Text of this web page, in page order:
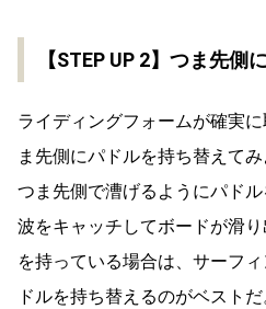
【STEP UP 2】つま先側
ライディングフォームが確実
ま先側にパドルを持ち替えて
つま先側で漕げるようにパドル
波をキャッチしてボードが滑
を持っている場合は、サーフ
ドルを持ち替えるのがベストだ